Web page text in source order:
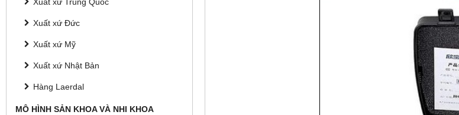
Xuất xứ Trung Quốc
Xuất xứ Đức
Xuất xứ Mỹ
Xuất xứ Nhật Bản
Hàng Laerdal
MÔ HÌNH SẢN KHOA VÀ NHI KHOA